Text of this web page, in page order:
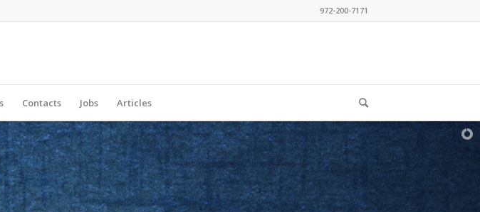
972-200-7171
Contacts Jobs Articles